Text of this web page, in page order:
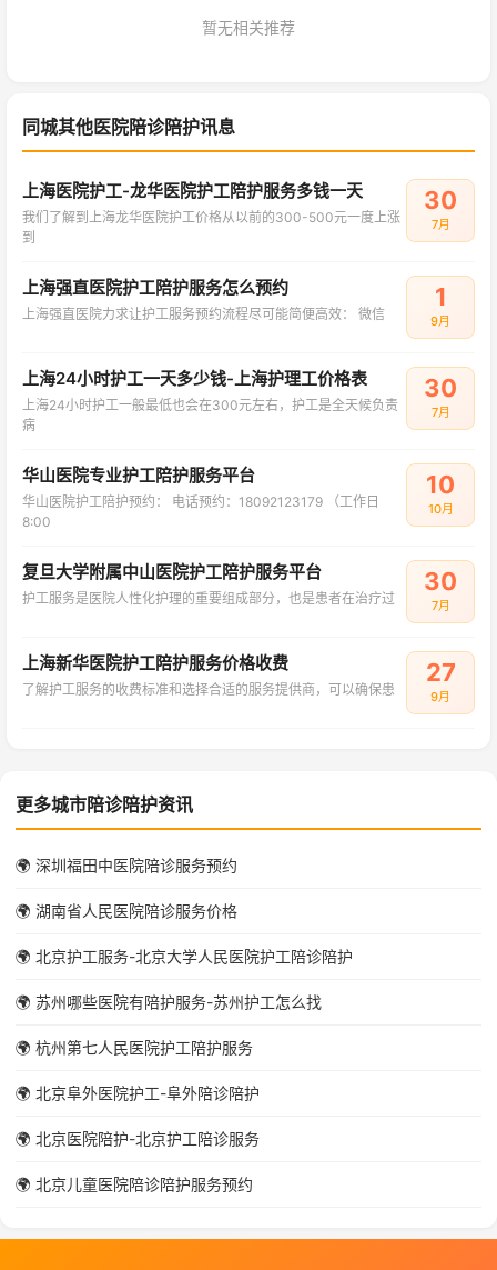
暂无相关推荐
同城其他医院陪诊陪护讯息
上海医院护工-龙华医院护工陪护服务多钱一天
我们了解到上海龙华医院护工价格从以前的300-500元一度上涨
到
30
7月
上海强直医院护工陪护服务怎么预约
上海强直医院力求让护工服务预约流程尽可能简便高效： 微信
1
9月
上海24小时护工一天多少钱-上海护理工价格表
上海24小时护工一般最低也会在300元左右，护工是全天候负责
病
30
7月
华山医院专业护工陪护服务平台
华山医院护工陪护预约： 电话预约：18092123179 （工作日
8:00
10
10月
复旦大学附属中山医院护工陪护服务平台
护工服务是医院人性化护理的重要组成部分，也是患者在治疗过
30
7月
上海新华医院护工陪护服务价格收费
了解护工服务的收费标准和选择合适的服务提供商，可以确保患
27
9月
更多城市陪诊陪护资讯
🌍 深圳福田中医院陪诊服务预约
🌍 湖南省人民医院陪诊服务价格
🌍 北京护工服务-北京大学人民医院护工陪诊陪护
🌍 苏州哪些医院有陪护服务-苏州护工怎么找
🌍 杭州第七人民医院护工陪护服务
🌍 北京阜外医院护工-阜外陪诊陪护
🌍 北京医院陪护-北京护工陪诊服务
🌍 北京儿童医院陪诊陪护服务预约